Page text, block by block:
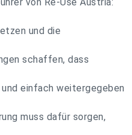
und die
schaffen, dass
einfach weitergegeben
muss dafür sorgen,